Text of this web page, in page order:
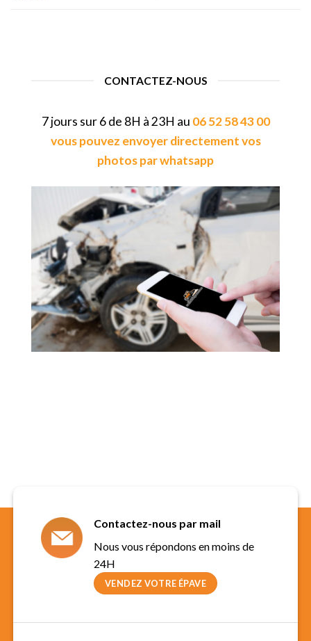
CONTACTEZ-NOUS
7 jours sur 6 de 8H à 23H au 06 52 58 43 00
vous pouvez envoyer directement vos
photos par whatsapp
Contactez-nous par mail
Nous vous répondons en moins de
24H
VENDEZ VOTRE ÉPAVE